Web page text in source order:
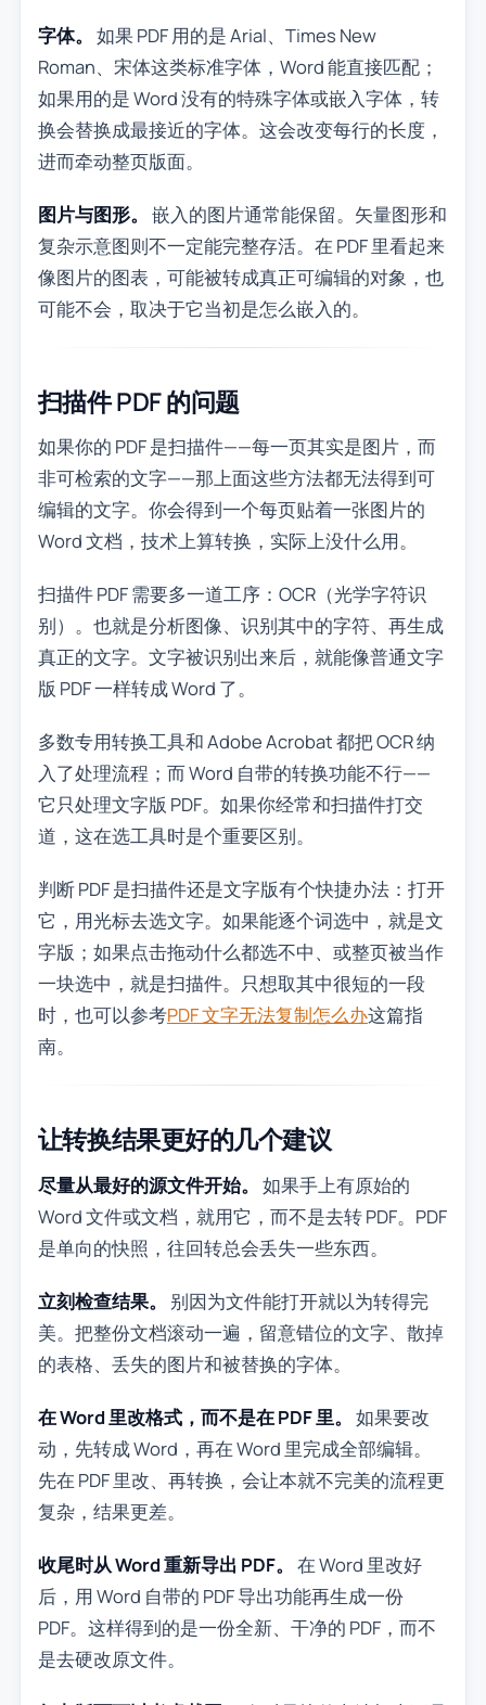
字体。 如果 PDF 用的是 Arial、Times New
Roman、宋体这类标准字体，Word 能直接匹配；
如果用的是 Word 没有的特殊字体或嵌入字体，转
换会替换成最接近的字体。这会改变每行的长度，
进而牵动整页版面。
图片与图形。 嵌入的图片通常能保留。矢量图形和
复杂示意图则不一定能完整存活。在 PDF 里看起来
像图片的图表，可能被转成真正可编辑的对象，也
可能不会，取决于它当初是怎么嵌入的。
扫描件 PDF 的问题
如果你的 PDF 是扫描件——每一页其实是图片，而
非可检索的文字——那上面这些方法都无法得到可
编辑的文字。你会得到一个每页贴着一张图片的
Word 文档，技术上算转换，实际上没什么用。
扫描件 PDF 需要多一道工序：OCR（光学字符识
别）。也就是分析图像、识别其中的字符、再生成
真正的文字。文字被识别出来后，就能像普通文字
版 PDF 一样转成 Word 了。
多数专用转换工具和 Adobe Acrobat 都把 OCR 纳
入了处理流程；而 Word 自带的转换功能不行——
它只处理文字版 PDF。如果你经常和扫描件打交
道，这在选工具时是个重要区别。
判断 PDF 是扫描件还是文字版有个快捷办法：打开
它，用光标去选文字。如果能逐个词选中，就是文
字版；如果点击拖动什么都选不中、或整页被当作
一块选中，就是扫描件。只想取其中很短的一段
时，也可以参考PDF 文字无法复制怎么办这篇指
南。
让转换结果更好的几个建议
尽量从最好的源文件开始。 如果手上有原始的
Word 文件或文档，就用它，而不是去转 PDF。PDF
是单向的快照，往回转总会丢失一些东西。
立刻检查结果。
别因为文件能打开就以为转得完
美。把整份文档滚动一遍，留意错位的文字、散掉
的表格、丢失的图片和被替换的字体。
在 Word 里改格式，而不是在 PDF 里。 如果要改
动，先转成 Word，再在 Word 里完成全部编辑。
先在 PDF 里改、再转换，会让本就不完美的流程更
复杂，结果更差。
收尾时从 Word 重新导出 PDF。 在 Word 里改好
后，用 Word 自带的 PDF 导出功能再生成一份
PDF。这样得到的是一份全新、干净的 PDF，而不
是去硬改原文件。